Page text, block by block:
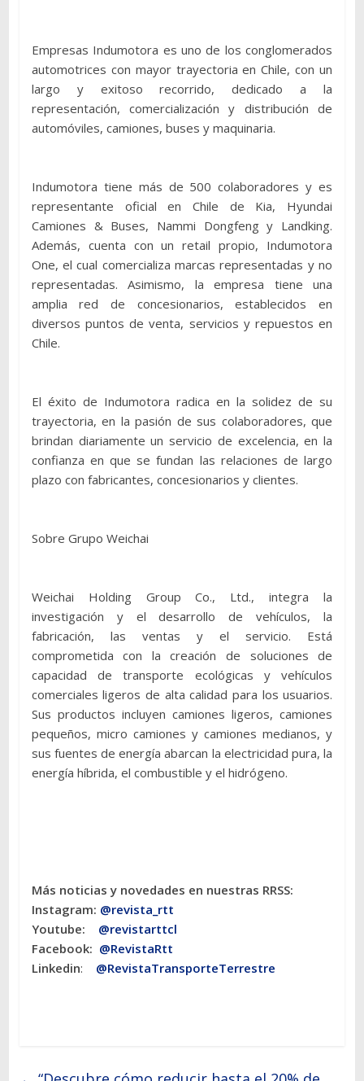
Empresas Indumotora es uno de los conglomerados
automotrices con mayor trayectoria en Chile, con un
largo y exitoso recorrido, dedicado a la
representación, comercialización y distribución de
automóviles, camiones, buses y maquinaria.
Indumotora tiene más de 500 colaboradores y es
representante oficial en Chile de Kia, Hyundai
Camiones & Buses, Nammi Dongfeng y Landking.
Además, cuenta con un retail propio, Indumotora
One, el cual comercializa marcas representadas y no
representadas. Asimismo, la empresa tiene una
amplia red de concesionarios, establecidos en
diversos puntos de venta, servicios y repuestos en
Chile.
El éxito de Indumotora radica en la solidez de su
trayectoria, en la pasión de sus colaboradores, que
brindan diariamente un servicio de excelencia, en la
confianza en que se fundan las relaciones de largo
plazo con fabricantes, concesionarios y clientes.
Sobre Grupo Weichai
Weichai Holding Group Co., Ltd., integra la
investigación y el desarrollo de vehículos, la
fabricación, las ventas y el servicio. Está
comprometida con la creación de soluciones de
capacidad de transporte ecológicas y vehículos
comerciales ligeros de alta calidad para los usuarios.
Sus productos incluyen camiones ligeros, camiones
pequeños, micro camiones y camiones medianos, y
sus fuentes de energía abarcan la electricidad pura, la
energía híbrida, el combustible y el hidrógeno.
Más noticias y novedades en nuestras RRSS:
Instagram: @revista_rtt
Youtube: @revistarttcl
Facebook: @RevistaRtt
Linkedin: @RevistaTransporteTerrestre